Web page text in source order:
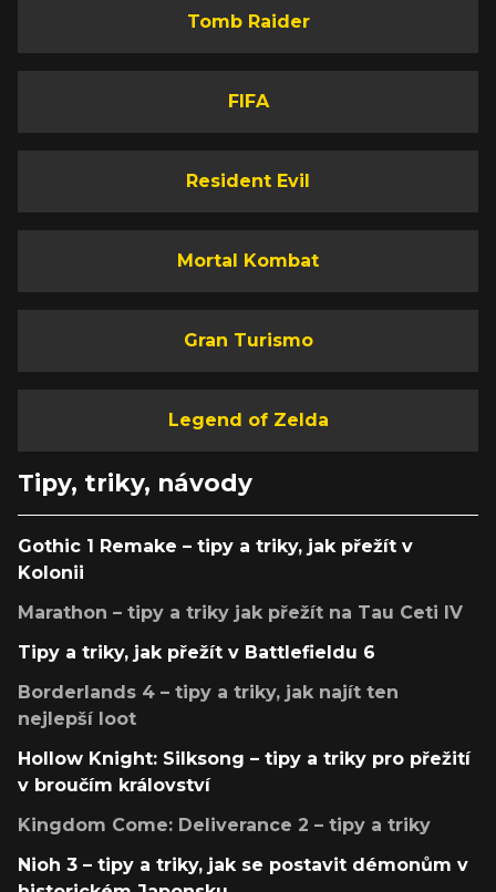
Tomb Raider
FIFA
Resident Evil
Mortal Kombat
Gran Turismo
Legend of Zelda
Tipy, triky, návody
Gothic 1 Remake – tipy a triky, jak přežít v
Kolonii
Marathon – tipy a triky jak přežít na Tau Ceti IV
Tipy a triky, jak přežít v Battlefieldu 6
Borderlands 4 – tipy a triky, jak najít ten
nejlepší loot
Hollow Knight: Silksong – tipy a triky pro přežití
v broučím království
Kingdom Come: Deliverance 2 – tipy a triky
Nioh 3 – tipy a triky, jak se postavit démonům v